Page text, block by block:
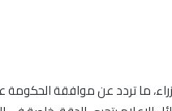
ما تردد عن موافقة